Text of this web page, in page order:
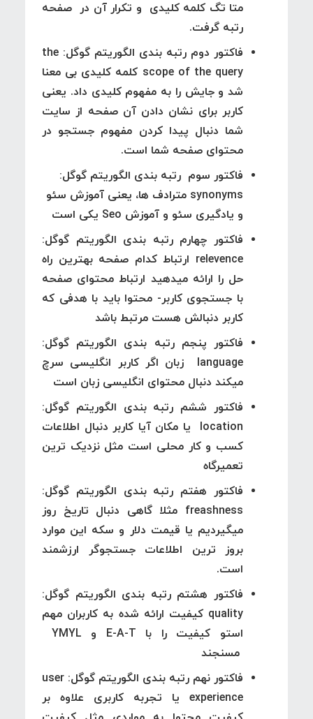
متا تگ کلمه کلیدی و تکرار آن در صفحه
رتبه گرفت.
فاکتور دوم رتبه بندی الگوریتم گوگل: the
scope of the query کلمه کلیدی بی معنا
شد و جایش را به مفهوم کلیدی داد. یعنی
کاربر برای نشان دادن آن صفحه از سایت
شما دنبال پیدا کردن مفهوم جستجو در
محتوای صفحه شما است.
فاکتور سوم رتبه بندی الگوریتم گوگل:
synonyms مترادف ها، یعنی آموزش سئو
و یادگیری سئو و آموزش Seo یکی است
فاکتور چهارم رتبه بندی الگوریتم گوگل:
relevence ارتباط کدام صفحه بهترین راه
حل را ارائه میدهید ارتباط محتوای صفحه
با جستجوی کاربر- محتوا باید با هدفی که
کاربر دنبالش هست مرتبط باشد
فاکتور پنجم رتبه بندی الگوریتم گوگل:
language
زبان اگر کاربر انگلیسی سرچ
میکند دنبال محتوای انگلیسی زبان است
فاکتور ششم رتبه بندی الگوریتم گوگل:
location
یا مکان آیا کاربر دنبال اطلاعات
کسب و کار محلی است مثل نزدیک ترین
تعمیرگاه
فاکتور هفتم رتبه بندی الگوریتم گوگل:
freashness مثلا گاهی دنبال تاریخ روز
میگیردیم یا قیمت دلار و سکه این موارد
بروز ترین اطلاعات جستجوگر ارزشمند
است.
فاکتور هشتم رتبه بندی الگوریتم گوگل:
quality کیفیت ارائه شده به کاربران مهم
مسنجند
فاکتور نهم رتبه بندی الگوریتم گوگل: user
experience یا تجربه کاربری علاوه بر